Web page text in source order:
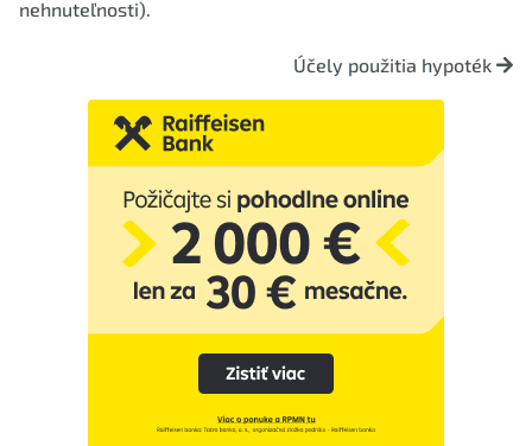
nehnuteľnosti).
Účely použitia hypoték